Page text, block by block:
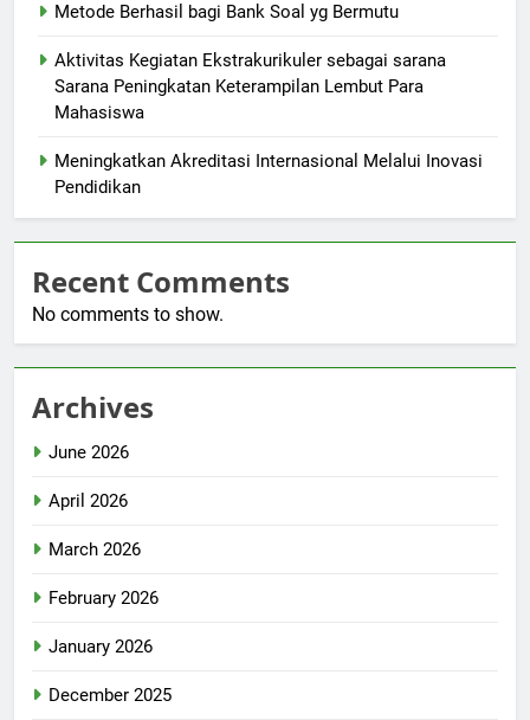
Metode Berhasil bagi Bank Soal yg Bermutu
Aktivitas Kegiatan Ekstrakurikuler sebagai sarana
Sarana Peningkatan Keterampilan Lembut Para
Mahasiswa
Meningkatkan Akreditasi Internasional Melalui Inovasi
Pendidikan
Recent Comments
No comments to show.
Archives
June 2026
April 2026
March 2026
February 2026
January 2026
December 2025